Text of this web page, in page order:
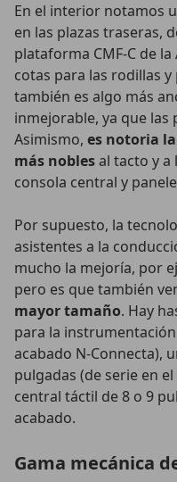
En el interior notamos
en las plazas traseras,
plataforma CMF-C de
cotas para las rodillas
también es algo más
inmejorable, ya que las
Asimismo, es notoria
más noblesal tacto y a
consola central y
Por supuesto, la
asistentes a la
mucho la mejoría, por
pero es que también
mayor tamaño. Hay
para la
acabado N-Connecta),
pulgadas (de serie en
central táctil de 8 o 9
acabado.
Gama mecánica